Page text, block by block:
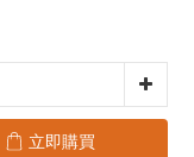
立即購買